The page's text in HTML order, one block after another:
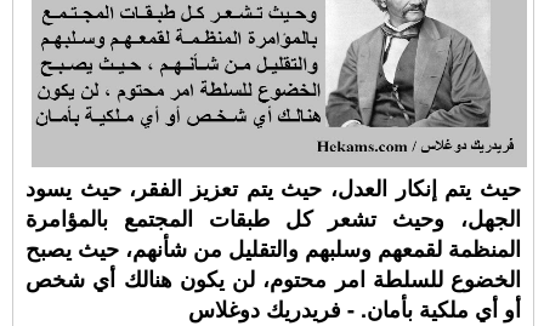
حيث يتم إنكار العدل، حيث يتم تعزيز الفقر، حيث يسود
الجهل، وحيث تشعر كل طبقات المجتمع بالمؤامرة
المنظمة لقمعهم وسلبهم والتقليل من شأنهم، حيث يصبح
الخضوع للسلطة امر محتوم، لن يكون هنالك أي شخص
أو أي ملكية بأمان. - فريدريك دوغلاس